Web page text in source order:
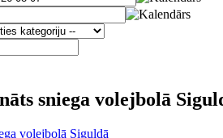
sniega volejbolā